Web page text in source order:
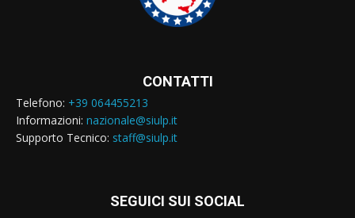
CONTATTI
Telefono: +39 064455213
Informazioni: nazionale@siulp.it
Supporto Tecnico: staff@siulp.it
SEGUICI SUI SOCIAL